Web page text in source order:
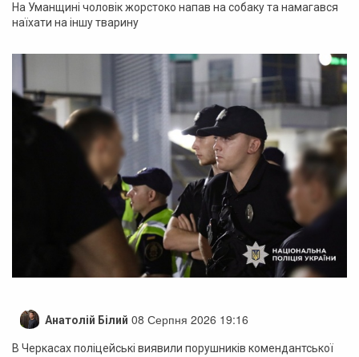
На Уманщині чоловік жорстоко напав на собаку та намагався
наїхати на іншу тварину
Анатолій Білий 08 Серпня 2026 19:16
В Черкасах поліцейські виявили порушників комендантської